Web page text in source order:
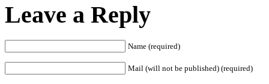
Leave a Reply
Name (required)
Mail (will not be published) (required)